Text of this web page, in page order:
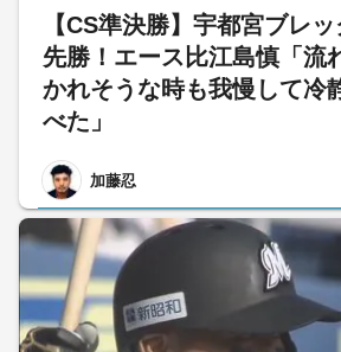
【CS準決勝】宇都宮ブレ
先勝！エース比江島慎「流
かれそうな時も我慢して冷
べた」
加藤忍